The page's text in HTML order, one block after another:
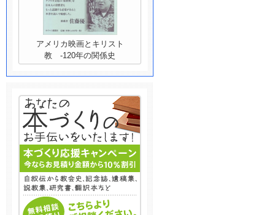
アメリカ映画とキリスト
教 -120年の関係史